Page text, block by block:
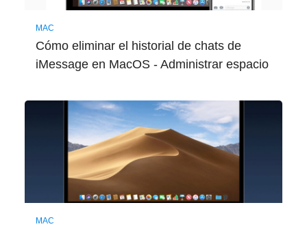
MAC
Cómo eliminar el historial de chats de
iMessage en MacOS - Administrar espacio
MAC